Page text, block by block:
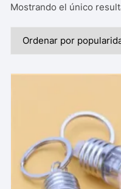
Mostrando el único